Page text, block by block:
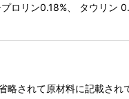
ロリン0.18%、 タウリン
されて原材料に記載され